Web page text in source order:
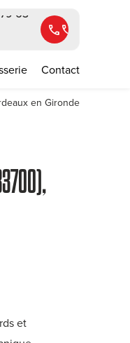
63
callcall
Contact
en Gironde
et